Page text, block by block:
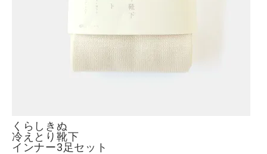
くらしきぬ
冷えとり靴下
インナー3足セット